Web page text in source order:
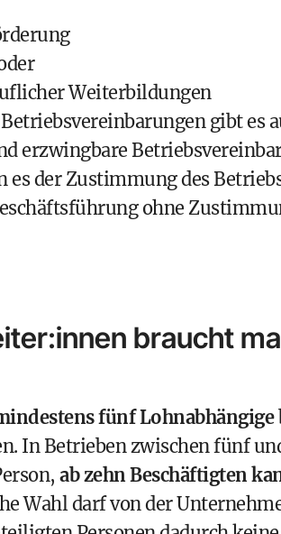
Weiterbildungen
gibt es
erzwingbare
es der Zustimmung des
ohne
braucht
fünf Lohnabhängige
In Betrieben zwischen fünf
ab zehn Beschäftigten
Wahl darf von der